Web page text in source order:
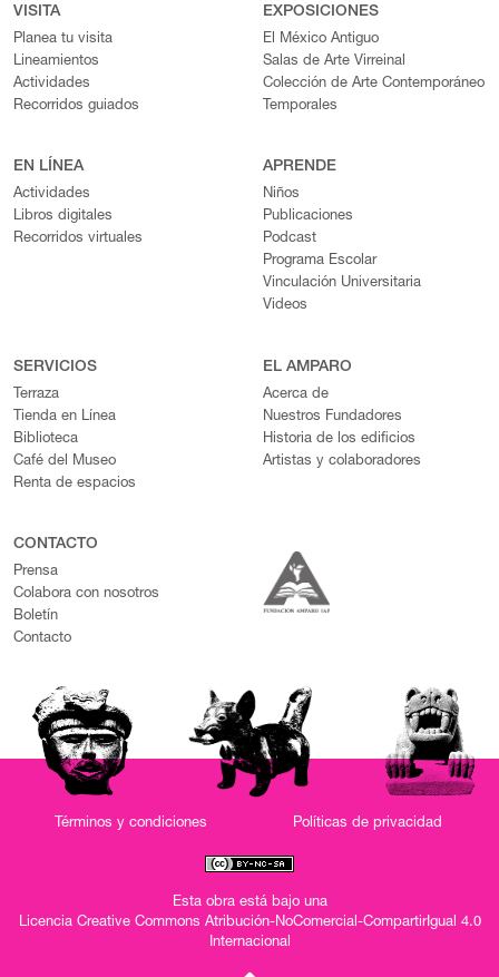
VISITA
Planea tu visita
Lineamientos
Actividades
Recorridos guiados
EXPOSICIONES
El México Antiguo
Salas de Arte Virreinal
Colección de Arte Contemporáneo
Temporales
EN LÍNEA
Actividades
Libros digitales
Recorridos virtuales
APRENDE
Niños
Publicaciones
Podcast
Programa Escolar
Vinculación Universitaria
Videos
SERVICIOS
Terraza
Tienda en Línea
Biblioteca
Café del Museo
Renta de espacios
EL AMPARO
Acerca de
Nuestros Fundadores
Historia de los edificios
Artistas y colaboradores
CONTACTO
Prensa
Colabora con nosotros
Boletín
Contacto
Términos y condiciones Políticas de privacidad
Esta obra está bajo una
Licencia Creative Commons Atribución-NoComercial-CompartirIgual 4.0
Internacional